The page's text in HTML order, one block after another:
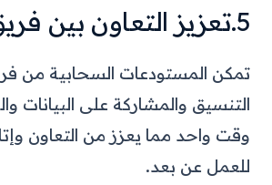
5.تعزيز التعاون بين فريق العمل
تمكن المستودعات السحابية من
التنسيق والمشاركة على البيانات
وقت واحد مما يعزز من التعاون
للعمل عن بعد.